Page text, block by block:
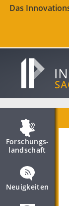
Das
Forschungs­
landschaft
Neuigkeiten